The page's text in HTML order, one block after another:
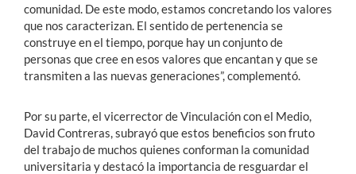
comunidad. De este modo, estamos concretando los valores
que nos caracterizan. El sentido de pertenencia se
construye en el tiempo, porque hay un conjunto de
personas que cree en esos valores que encantan y que se
transmiten a las nuevas generaciones”, complementó.
Por su parte, el vicerrector de Vinculación con el Medio,
David Contreras, subrayó que estos beneficios son fruto
del trabajo de muchos quienes conforman la comunidad
universitaria y destacó la importancia de resguardar el